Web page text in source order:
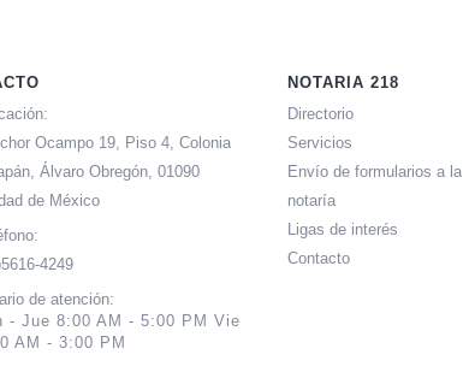
Ocampo 19, Piso 4, Colonia
Álvaro Obregón, 01090
de México
4249
de atención:
- Jue 8:00 AM - 5:00 PM Vie
AM - 3:00 PM
NOTARIA 218
Directorio
Servicios
Envío de formularios a la
notaría
Ligas de interés
Contacto